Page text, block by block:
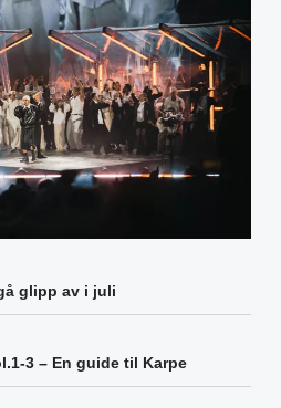
glipp av i juli
3 – En guide til Karpe